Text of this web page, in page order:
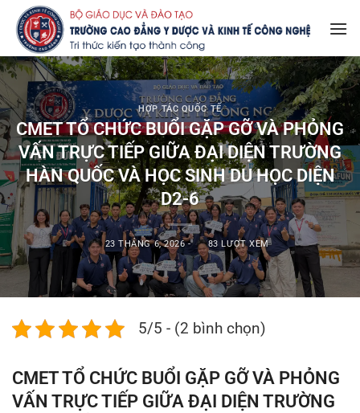
qua
dung
HỢP TÁC QUỐC TẾ
CMET TỔ CHỨC BUỔI GẶP GỠ VÀ PHỎNG
VẤN TRỰC TIẾP GIỮA ĐẠI DIỆN TRƯỜNG
HÀN QUỐC VÀ HỌC SINH DU HỌC DIỆN
D2-6
23 THÁNG 6, 2026- 83 LƯỢT XEM
5/5 - (2 bình chọn)
CMET TỔ CHỨC BUỔI GẶP GỠ VÀ PHỎNG
VẤN TRỰC TIẾP GIỮA ĐẠI DIỆN TRƯỜNG